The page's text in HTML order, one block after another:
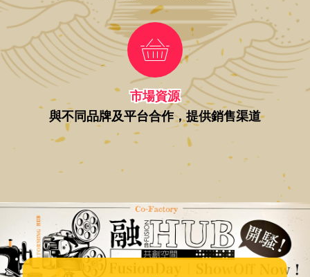
市場資源
與不同品牌及平台合作，提供銷售渠道